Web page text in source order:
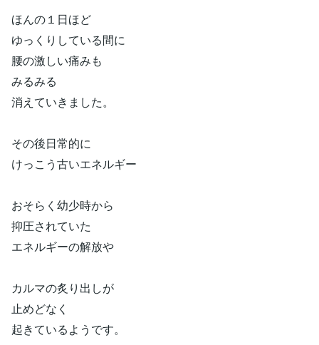
ほんの１日ほど
ゆっくりしている間に
腰の激しい痛みも
みるみる
消えていきました。
その後日常的に
けっこう古いエネルギー
おそらく幼少時から
抑圧されていた
エネルギーの解放や
カルマの炙り出しが
止めどなく
起きているようです。